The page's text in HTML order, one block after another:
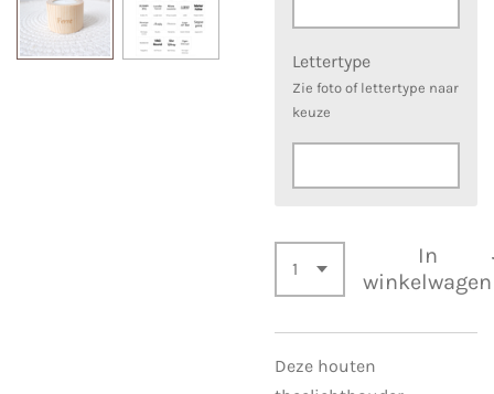
Lettertype
Zie foto of lettertype naar
keuze
In
winkelwagen
Deze houten